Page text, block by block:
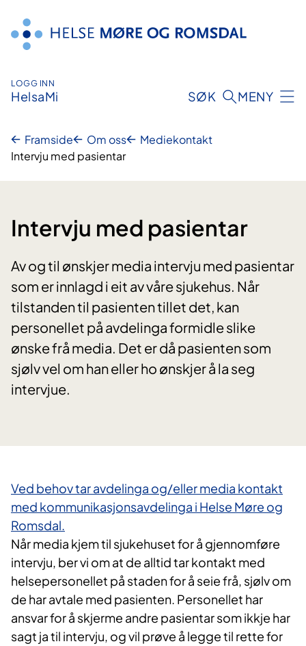
innhald
LOGG INN
HelsaMi SØK MENY
Framside Om oss
Mediekontakt
Intervju med pasientar
Intervju med pasientar
Av og til ønskjer media intervju med pasientar
som er innlagd i eit av våre sjukehus. Når
tilstanden til pasienten tillet det, kan
personellet på avdelinga formidle slike
ønske frå media. Det er då pasienten som
sjølv vel om han eller ho ønskjer å la seg
intervjue.
Ved behov tar avdelinga og/eller media kontakt
med kommunikasjonsavdelinga i Helse Møre og
Romsdal.
Når media kjem til sjukehuset for å gjennomføre
intervju, ber vi om at de alltid tar kontakt med
helsepersonellet på staden for å seie frå, sjølv om
de har avtale med pasienten. Personellet har
ansvar for å skjerme andre pasientar som ikkje har
sagt ja til intervju, og vil prøve å legge til rette for